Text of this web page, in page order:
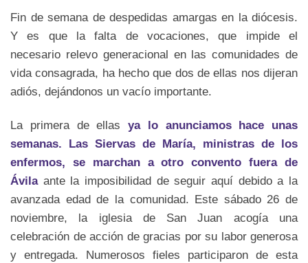
Fin de semana de despedidas amargas en la diócesis.
Y es que la falta de vocaciones, que impide el
necesario relevo generacional en las comunidades de
vida consagrada, ha hecho que dos de ellas nos dijeran
adiós, dejándonos un vacío importante.
La primera de ellas ya lo anunciamos hace unas
semanas. Las Siervas de María, ministras de los
enfermos, se marchan a otro convento fuera de
Ávilaante la imposibilidad de seguir aquí debido a la
avanzada edad de la comunidad. Este sábado 26 de
noviembre, la iglesia de San Juan acogía una
celebración de acción de gracias por su labor generosa
y entregada. Numerosos fieles participaron de esta